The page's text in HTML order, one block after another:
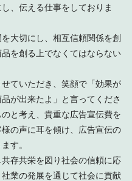
、伝える仕事をしておりま
大切にし、相互信頼関係を創
を創る上でなくてはならない
ていただき、笑顔で「効果が
が出来たよ」と言ってくださ
と考え、貴重な広告宣伝費を
の声に耳を傾け、広告宣伝の
す。
存共栄を図り社会の信頼に応
業の発展を通じて社会に貢献